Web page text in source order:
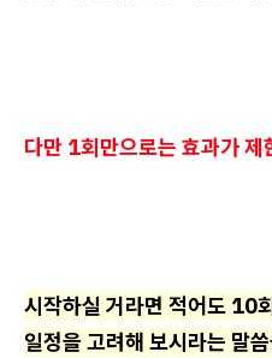
다만 1회만으로는 효과가 제
시작하실 거라면 적어도 10
일정을 고려해 보시라는 말